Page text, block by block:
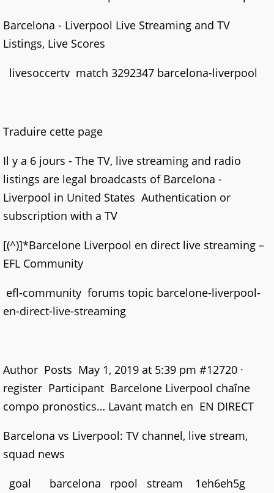
Barcelona - Liverpool Live Streaming and TV
Listings, Live Scores
livesoccertv match 3292347 barcelona-liverpool
Traduire cette page
Il y a 6 jours - The TV, live streaming and radio
listings are legal broadcasts of Barcelona -
Liverpool in United States Authentication or
subscription with a TV
[(^)]*Barcelone Liverpool en direct live streaming –
EFL Community
efl-community forums topic barcelone-liverpool-
en-direct-live-streaming
Author Posts May 1, 2019 at 5:39 pm #12720 ·
register Participant Barcelone Liverpool chaîne
compo pronostics… Lavant match en EN DIRECT
Barcelona vs Liverpool: TV channel, live stream,
squad news
goal barcelona rpool stream 1eh6eh5g